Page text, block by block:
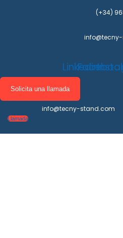
(+34)
Linkedin
Solicita una llamada
info@tecny-stand.com
Llamada